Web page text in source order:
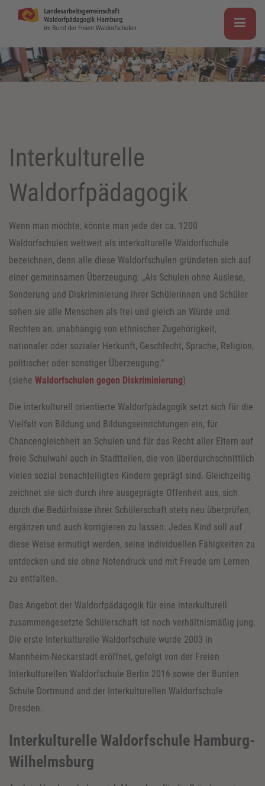
Interkulturelle
Waldorfpädagogik
Wenn man möchte, könnte man jede der ca. 1200
Waldorfschulen weltweit als interkulturelle Waldorfschule
bezeichnen, denn alle diese Waldorfschulen gründeten sich auf
einer gemeinsamen Überzeugung: „Als Schulen ohne Auslese,
Sonderung und Diskriminierung ihrer Schülerinnen und Schüler
sehen sie alle Menschen als frei und gleich an Würde und
Rechten an, unabhängig von ethnischer Zugehörigkeit,
nationaler oder sozialer Herkunft, Geschlecht, Sprache, Religion,
politischer oder sonstiger Überzeugung.“
(siehe Waldorfschulen gegen Diskriminierung)
Die interkulturell orientierte Waldorfpädagogik setzt sich für die
Vielfalt von Bildung und Bildungseinrichtungen ein, für
Chancengleichheit an Schulen und für das Recht aller Eltern auf
freie Schulwahl auch in Stadtteilen, die von überdurchschnittlich
vielen sozial benachteiligten Kindern geprägt sind. Gleichzeitig
zeichnet sie sich durch ihre ausgeprägte Offenheit aus, sich
durch die Bedürfnisse ihrer Schülerschaft stets neu überprüfen,
ergänzen und auch korrigieren zu lassen. Jedes Kind soll auf
diese Weise ermutigt werden, seine individuellen Fähigkeiten zu
entdecken und sie ohne Notendruck und mit Freude am Lernen
zu entfalten.
Das Angebot der Waldorfpädagogik für eine interkulturell
zusammengesetzte Schülerschaft ist noch verhältnismäßig jung.
Die erste Interkulturelle Waldorfschule wurde 2003 in
Mannheim-Neckarstadt eröffnet, gefolgt von der Freien
Interkulturellen Waldorfschule Berlin 2016 sowie der Bunten
Schule Dortmund und der Interkulturellen Waldorfschule
Dresden.
Interkulturelle Waldorfschule Hamburg-
Wilhelmsburg